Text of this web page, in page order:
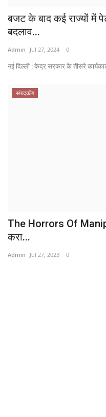
बजट के बाद कई राज्यों में
बदलाव...
Admin Jul 27, 2024 0
नई दिल्ली : केद्र सरकार के ​तीसरे
संपादकीय
The Horrors Of
करा...
Admin Jul 27, 2023 0